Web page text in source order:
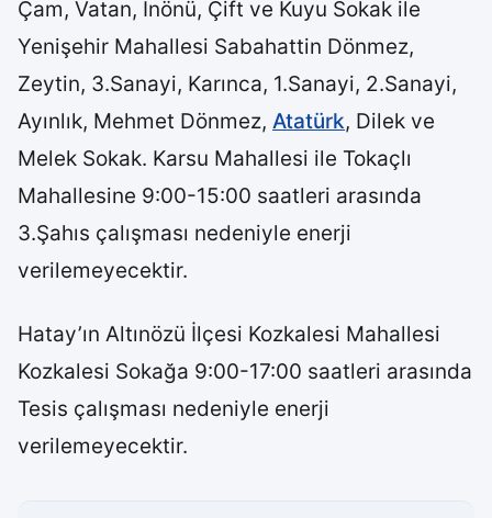
Çam, Vatan, İnönü, Çift ve Kuyu Sokak ile
Yenişehir Mahallesi Sabahattin Dönmez,
Zeytin, 3.Sanayi, Karınca, 1.Sanayi, 2.Sanayi,
Ayınlık, Mehmet Dönmez, Atatürk, Dilek ve
Melek Sokak. Karsu Mahallesi ile Tokaçlı
Mahallesine 9:00-15:00 saatleri arasında
3.Şahıs çalışması nedeniyle enerji
verilemeyecektir.
Hatay’ın Altınözü İlçesi Kozkalesi Mahallesi
Kozkalesi Sokağa 9:00-17:00 saatleri arasında
Tesis çalışması nedeniyle enerji
verilemeyecektir.